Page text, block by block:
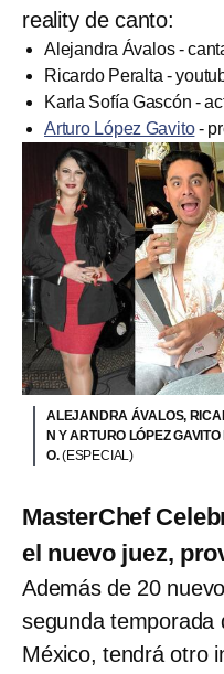
reality de canto:
Alejandra Ávalos -
Ricardo Peralta -
Karla Sofía Gascón -
Arturo López Gavito-
ALEJANDRA ÁVALOS,
N Y ARTURO LÓPEZ
O.(ESPECIAL)
MasterChef
el nuevo juez,
Además de 20
segunda temporada
México, tendrá otro